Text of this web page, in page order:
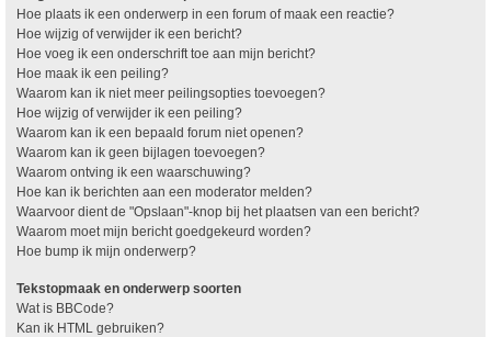
Hoe plaats ik een onderwerp in een forum of maak een reactie?
Hoe wijzig of verwijder ik een bericht?
Hoe voeg ik een onderschrift toe aan mijn bericht?
Hoe maak ik een peiling?
Waarom kan ik niet meer peilingsopties toevoegen?
Hoe wijzig of verwijder ik een peiling?
Waarom kan ik een bepaald forum niet openen?
Waarom kan ik geen bijlagen toevoegen?
Waarom ontving ik een waarschuwing?
Hoe kan ik berichten aan een moderator melden?
Waarvoor dient de "Opslaan"-knop bij het plaatsen van een bericht?
Waarom moet mijn bericht goedgekeurd worden?
Hoe bump ik mijn onderwerp?
Tekstopmaak en onderwerp soorten
Wat is BBCode?
Kan ik HTML gebruiken?